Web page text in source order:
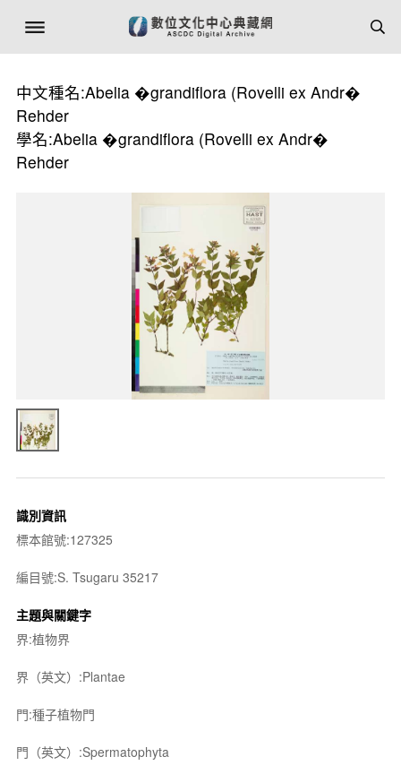
中文種名:Abelia �grandiflora (Rovelli ex Andr�
Rehder
學名:Abelia �grandiflora (Rovelli ex Andr�
Rehder
識別資訊
標本館號:127325
編目號:S. Tsugaru 35217
主題與關鍵字
界:植物界
界（英文）:Plantae
門:種子植物門
門（英文）:Spermatophyta